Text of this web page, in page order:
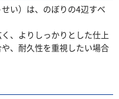
い）は、のぼりの4辺すべ
、よりしっかりとした仕上
、耐久性を重視したい場合